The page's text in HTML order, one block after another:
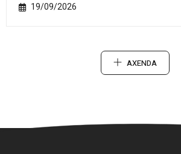
19/09/2026
AXENDA